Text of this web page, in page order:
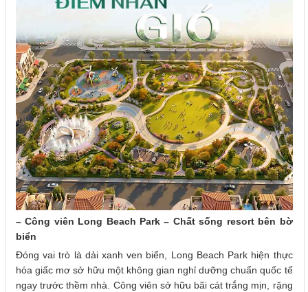
– Công viên Long Beach Park – Chất sống resort bên bờ
biển
Đóng vai trò là dải xanh ven biển, Long Beach Park hiện thực
hóa giấc mơ sở hữu một không gian nghỉ dưỡng chuẩn quốc tế
ngay trước thềm nhà. Công viên sở hữu bãi cát trắng mịn, rặng